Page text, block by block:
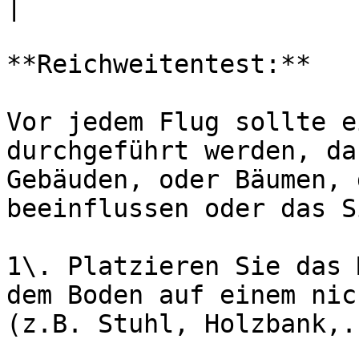
**Reichweitentest:**
Vor jedem Flug sollte
durchgeführt werden,
Gebäuden, oder
beeinflussen oder das
1\. Platzieren Sie das
dem Boden auf einem
(z.B. Stuhl,